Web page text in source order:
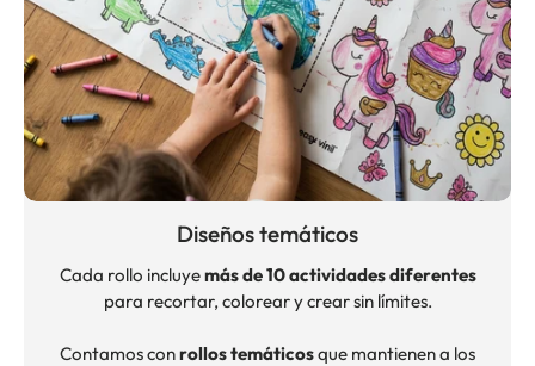
Diseños temáticos
Cada rollo incluyemás de 10 actividades diferentes
para recortar, colorear y crear sin límites.
Contamos conrollos temáticosque mantienen a los